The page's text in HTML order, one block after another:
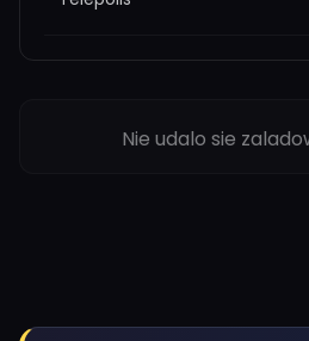
Nie udalo sie